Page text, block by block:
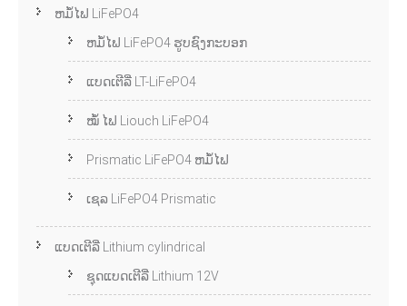
ຫມໍ້ໄຟ LiFePO4
ຫມໍ້ໄຟ LiFePO4 ຮູບຊົງກະບອກ
ແບດເຕີລີ່ LT-LiFePO4
ໝໍ້ ໄຟ Liouch LiFePO4
Prismatic LiFePO4 ຫມໍ້ໄຟ
ເຊລ LiFePO4 Prismatic
ແບດເຕີລີ່ Lithium cylindrical
ຊຸດແບດເຕີລີ່ Lithium 12V